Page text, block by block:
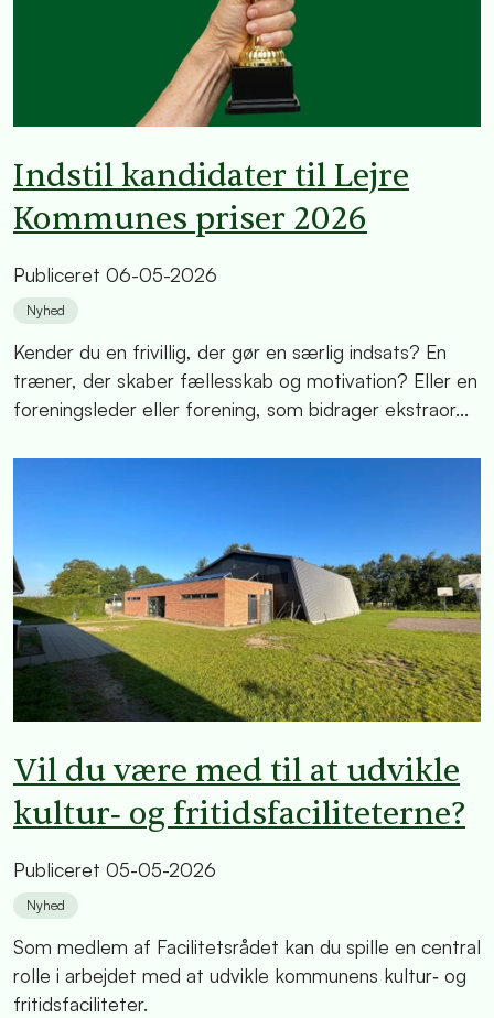
Indstil kandidater til Lejre
Kommunes priser 2026
Publiceret 06-05-2026
Nyhed
Kender du en frivillig, der gør en særlig indsats? En
træner, der skaber fællesskab og motivation? Eller en
foreningsleder eller forening, som bidrager ekstraor...
Vil du være med til at udvikle
kultur‑ og fritidsfaciliteterne?
Publiceret 05-05-2026
Nyhed
Som medlem af Facilitetsrådet kan du spille en central
rolle i arbejdet med at udvikle kommunens kultur‑ og
fritidsfaciliteter.